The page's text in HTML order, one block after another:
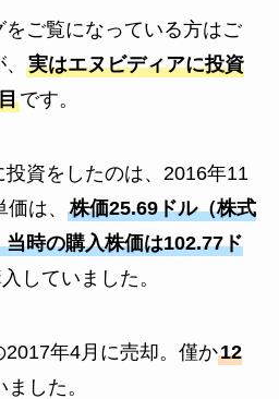
ご覧になっている方はご
実はエヌビディアに投資
です。
資をしたのは、2016年11
は、 株価25.69ドル（株式
時の購入株価は102.77ド
していました。
年4月に売却。僅か12
した。